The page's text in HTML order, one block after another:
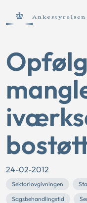
24-02-2012
Sektorlovgivningen
Sagsbehandlingstid